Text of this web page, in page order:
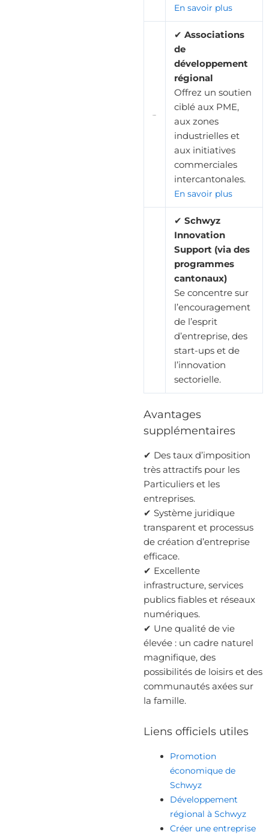
En savoir plus
✔Associations
de
développement
régional
Offrez un soutien
ciblé aux PME,
aux zones
industrielles et
aux initiatives
commerciales
intercantonales.
En savoir plus
✔Schwyz
Innovation
Support (via des
programmes
cantonaux)
Se concentre sur
l’encouragement
de l’esprit
d’entreprise, des
start-ups et de
l’innovation
sectorielle.
Avantages
supplémentaires
✔ Des taux d’imposition
très attractifs pour les
Particuliers et les
entreprises.
✔ Système juridique
transparent et processus
de création d’entreprise
efficace.
✔ Excellente
infrastructure, services
publics fiables et réseaux
numériques.
✔ Une qualité de vie
élevée : un cadre naturel
magnifique, des
possibilités de loisirs et des
communautés axées sur
la famille.
Liens officiels utiles
Promotion
économique de
Schwyz
Développement
régional à Schwyz
Créer une entreprise